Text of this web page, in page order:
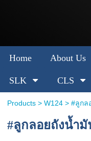
Home About Us
SLK CLS
Products> W124> #ลูกล
#ลูกลอยถังน้ำมัน